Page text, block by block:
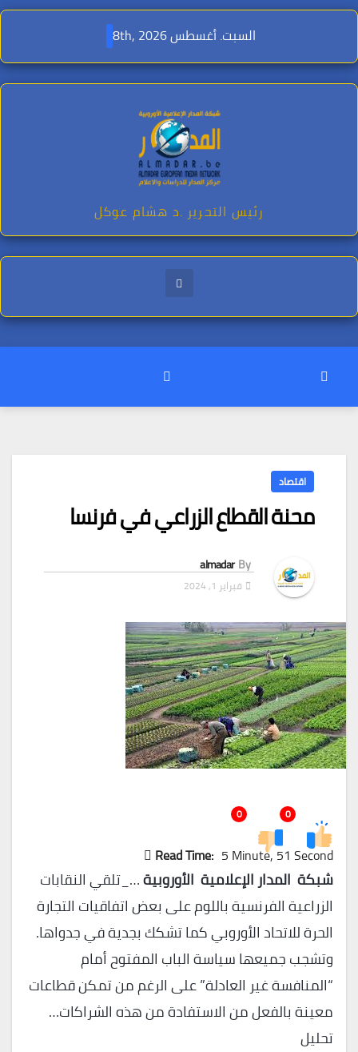
Skip
content
السبت. أغسطس 8th, 2026
رئيس التحرير .د هشام عوكل
اقتصاد
محنة القطاع الزراعي في فرنسا
By
almadar
فبراير 1, 2024
0
0
Read Time: 5 Minute, 51 Second
شبكة المدار الإعلامية الأوروبية…_تلقي النقابات
الزراعية الفرنسية باللوم على بعض اتفاقيات التجارة
الحرة للاتحاد الأوروبي كما تشكك بجدية في جدواها.
وتشجب جميعها سياسة الباب المفتوح أمام
“المنافسة غير العادلة” على الرغم من تمكن قطاعات
معينة بالفعل من الاستفادة من هذه الشراكات…
تحليل